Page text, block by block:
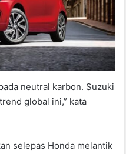
neutral karbon. Suzuki
global ini,” kata
selepas Honda melantik